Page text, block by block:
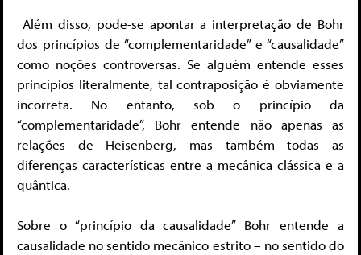
Além disso, pode-se apontar a interpretação de Bohr
dos princípios de “complementaridade” e “causalidade”
como noções controversas. Se alguém entende esses
princípios literalmente, tal contraposição é obviamente
incorreta. No entanto, sob o princípio da
“complementaridade”, Bohr entende não apenas as
relações de Heisenberg, mas também todas as
diferenças características entre a mecânica clássica e a
quântica.
Sobre o “princípio da causalidade” Bohr entende a
causalidade no sentido mecânico estrito – no sentido do